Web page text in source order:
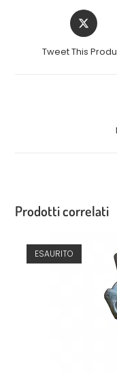
Tweet This
Prodotti correlati
ESAURITO